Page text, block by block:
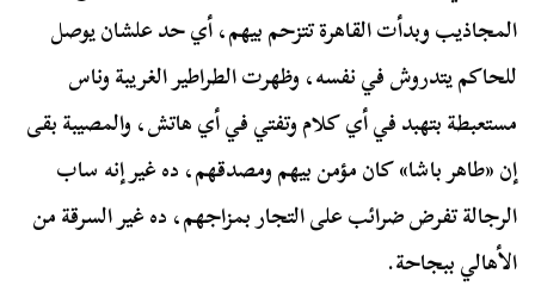
المجاذيب وبدأت القاهرة تتزحم بيهم، أي حد علشان يوصل
للحاكم يتدروش في نفسه، وظهرت الطراطير الغريبة وناس
مستعبطة بتهبد في أي كلام وتفتي في أي هاتش، والمصيبة بقى
إن «طاهر باشا» كان مؤمن بيهم ومصدقهم، ده غير إنه ساب
الرجالة تفرض ضرائب على التجار بمزاجهم، ده غير السرقة من
الأهالي ببجاحة.